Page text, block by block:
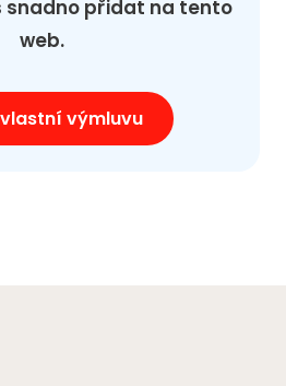
snadno přidat na tento
web.
výmluvu